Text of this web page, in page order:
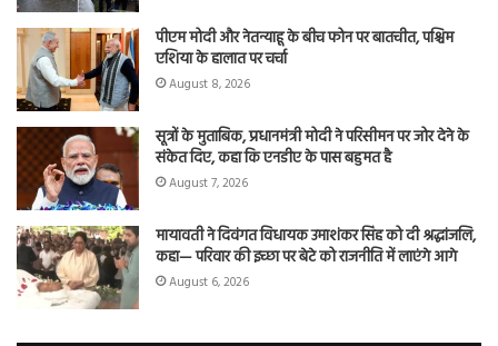
पीएम मोदी और नेतन्याहू के बीच फोन पर बातचीत, पश्चिम
एशिया के हालात पर चर्चा
August 8, 2026
सूत्रों के मुताबिक, प्रधानमंत्री मोदी ने परिसीमन पर जोर देने के
संकेत दिए, कहा कि एनडीए के पास बहुमत है
August 7, 2026
मायावती ने दिवंगत विधायक उमाशंकर सिंह को दी श्रद्धांजलि,
कहा— परिवार की इच्छा पर बेटे को राजनीति में लाएंगे आगे
August 6, 2026